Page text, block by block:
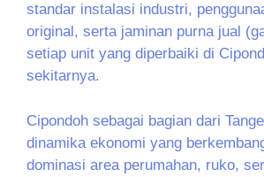
standar instalasi industri,
original, serta jaminan purna jual
setiap unit yang diperbaiki di
sekitarnya.
Cipondoh sebagai bagian dari
dinamika ekonomi yang
dominasi area perumahan, ruko,